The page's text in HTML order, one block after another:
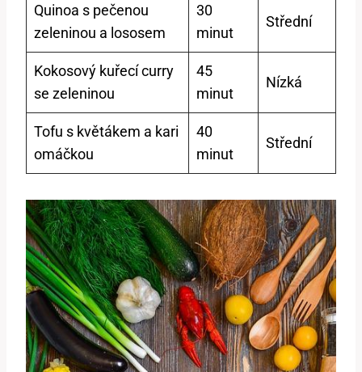
Quinoa s pečenou
zeleninou a lososem
30
minut
Střední
Kokosový kuřecí curry
se zeleninou
45
minut
Nízká
Tofu s květákem a kari
omáčkou
40
minut
Střední